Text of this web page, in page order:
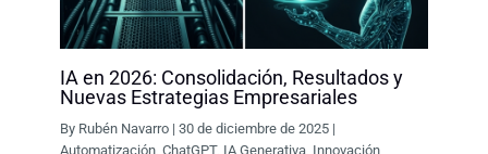
IA en 2026: Consolidación, Resultados y
Nuevas Estrategias Empresariales
By Rubén Navarro |30 de diciembre de 2025 |
Automatización,ChatGPT, IA Generativa, Innovación